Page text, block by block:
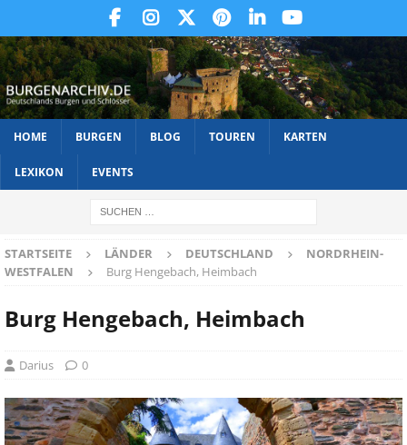
HOME BURGEN BLOG TOUREN KARTEN
LEXIKON EVENTS
STARTSEITE LÄNDER DEUTSCHLAND
NORDRHEIN-
WESTFALEN
Burg Hengebach, Heimbach
Burg Hengebach, Heimbach
Darius 0